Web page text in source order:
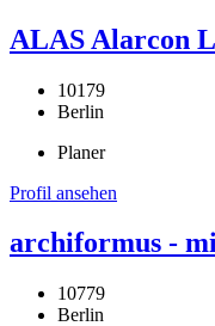
ALAS Alarcon
10179
Berlin
Planer
Profil ansehen
archiformus -
10779
Berlin